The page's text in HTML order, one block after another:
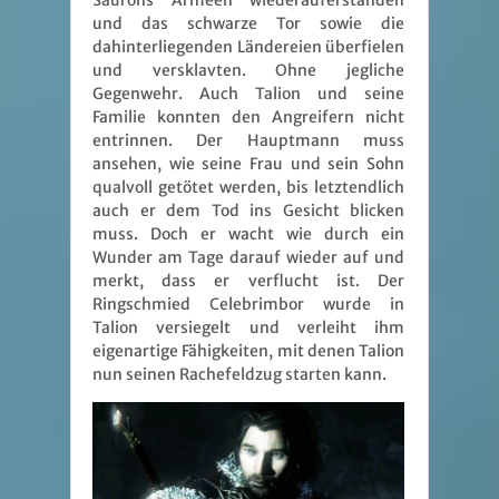
und das schwarze Tor sowie die
dahinterliegenden Ländereien überfielen
und versklavten. Ohne jegliche
Gegenwehr. Auch Talion und seine
Familie konnten den Angreifern nicht
entrinnen. Der Hauptmann muss
ansehen, wie seine Frau und sein Sohn
qualvoll getötet werden, bis letztendlich
auch er dem Tod ins Gesicht blicken
muss. Doch er wacht wie durch ein
Wunder am Tage darauf wieder auf und
merkt, dass er verflucht ist. Der
Ringschmied Celebrimbor wurde in
Talion versiegelt und verleiht ihm
eigenartige Fähigkeiten, mit denen Talion
nun seinen Rachefeldzug starten kann.